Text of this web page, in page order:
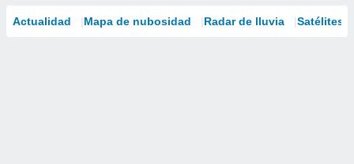
Actualidad Mapa de nubosidad Radar de lluvia Satélites